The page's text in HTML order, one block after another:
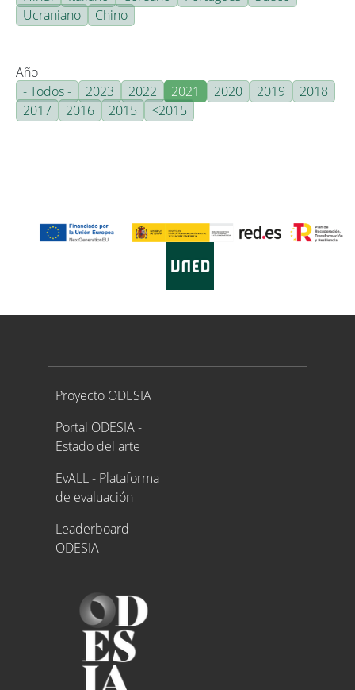
Ucraniano
Chino
Año
- Todos -
2023 2022 2021 2020 2019
2018
2017
2016 2015 <2015
Proyecto ODESIA
Proyecto ODESIA
Portal ODESIA -
Estado del arte
EvALL - Plataforma
de evaluación
Leaderboard
ODESIA